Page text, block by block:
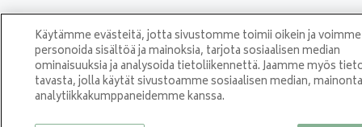
Käytämme evästeitä, jotta sivustomme toimii oikein ja voimme
personoida sisältöä ja mainoksia, tarjota sosiaalisen median
ominaisuuksia ja analysoida tietoliikennettä. Jaamme myös
tavasta, jolla käytät sivustoamme sosiaalisen median,
analytiikkakumppaneidemme kanssa.